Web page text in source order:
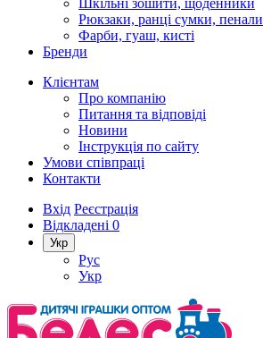
Шкільні зошити, щоденники
Рюкзаки, ранці сумки, пенали
Фарби, гуаш, кисті
Бренди
Клієнтам
Про компанію
Питання та відповіді
Новини
Інструкція по сайту
Умови співпраці
Контакти
Вхід Реєстрація
Відкладені 0
Укр
Рус
Укр